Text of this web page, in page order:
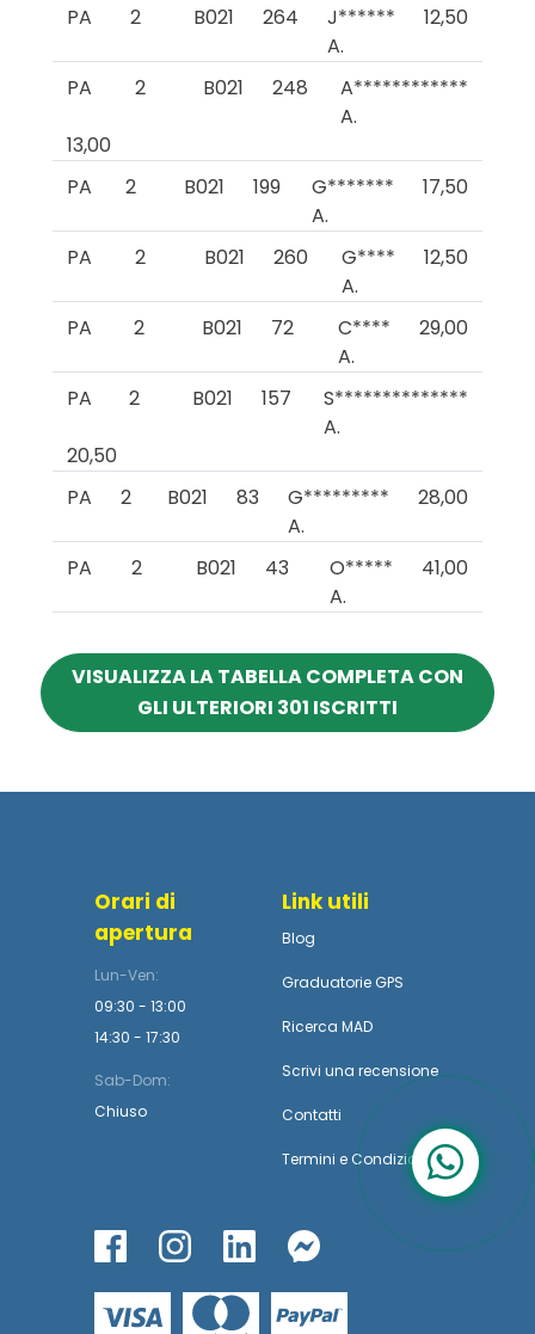
PA 2 B021 264
J******
A.
12,50
PA 2 B021 248
A************
A.
13,00
PA
2 B021 199
G*******
A.
17,50
PA 2 B021 260
G****
A.
12,50
PA 2 B021 72
C****
A.
29,00
PA 2 B021 157
S**************
A.
20,50
PA
2 B021 83
G*********
A.
28,00
PA 2 B021 43
O*****
A.
41,00
VISUALIZZA LA TABELLA COMPLETA CON
GLI ULTERIORI 301 ISCRITTI
Orari di
apertura
Lun-Ven:
09:30 - 13:00
14:30 - 17:30
Sab-Dom:
Chiuso
Link utili
Blog
Graduatorie GPS
Ricerca MAD
Scrivi una recensione
Contatti
Termini e Condizioni